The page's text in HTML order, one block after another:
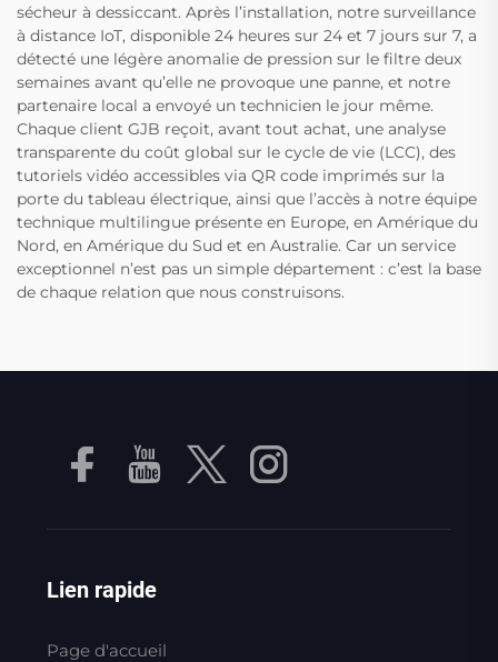
sécheur à dessiccant. Après l’installation, notre surveillance
à distance IoT, disponible 24 heures sur 24 et 7 jours sur 7, a
détecté une légère anomalie de pression sur le filtre deux
semaines avant qu’elle ne provoque une panne, et notre
partenaire local a envoyé un technicien le jour même.
Chaque client GJB reçoit, avant tout achat, une analyse
transparente du coût global sur le cycle de vie (LCC), des
tutoriels vidéo accessibles via QR code imprimés sur la
porte du tableau électrique, ainsi que l’accès à notre équipe
technique multilingue présente en Europe, en Amérique du
Nord, en Amérique du Sud et en Australie. Car un service
exceptionnel n’est pas un simple département : c’est la base
de chaque relation que nous construisons.
Lien rapide
Page d'accueil